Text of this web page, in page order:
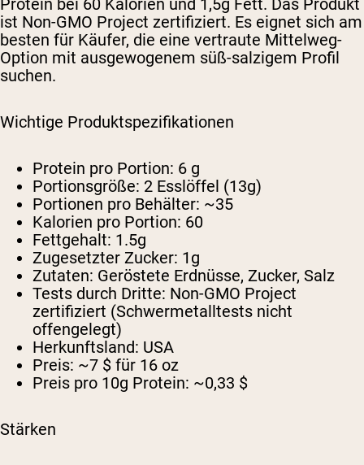
Protein bei 60 Kalorien und 1,5g Fett. Das Produkt
ist Non-GMO Project zertifiziert. Es eignet sich am
besten für Käufer, die eine vertraute Mittelweg-
Option mit ausgewogenem süß-salzigem Profil
suchen.
Wichtige Produktspezifikationen
Protein pro Portion: 6 g
Portionsgröße: 2 Esslöffel (13g)
Portionen pro Behälter: ~35
Kalorien pro Portion: 60
Fettgehalt: 1.5g
Zugesetzter Zucker: 1g
Zutaten: Geröstete Erdnüsse, Zucker, Salz
Tests durch Dritte: Non-GMO Project
zertifiziert (Schwermetalltests nicht
offengelegt)
Herkunftsland: USA
Preis: ~7 $ für 16 oz
Preis pro 10g Protein: ~0,33 $
Stärken